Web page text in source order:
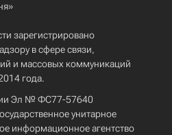
зарегистрировано
в сфере связи,
и массовых коммуникаций
года.
Эл № ФС77-57640
унитарное
информационное агентство